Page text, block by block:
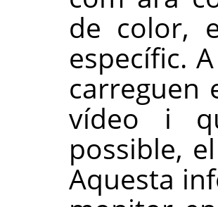
de color,
específic.
carreguen
vídeo i
possible,
Aquesta